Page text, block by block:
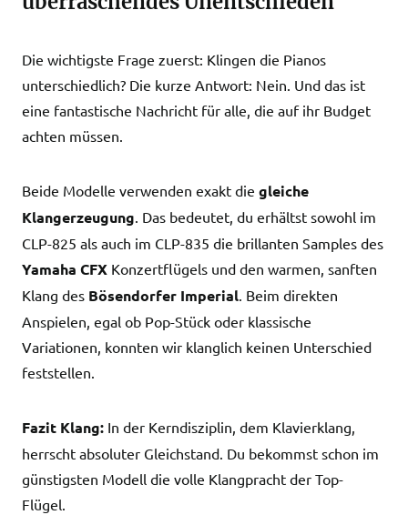
Die wichtigste Frage zuerst: Klingen die Pianos
unterschiedlich? Die kurze Antwort: Nein. Und das ist
eine fantastische Nachricht für alle, die auf ihr Budget
achten müssen.
Beide Modelle verwenden exakt die gleiche
Klangerzeugung. Das bedeutet, du erhältst sowohl im
CLP-825 als auch im CLP-835 die brillanten Samples des
Yamaha CFX Konzertflügels und den warmen, sanften
Klang des Bösendorfer Imperial. Beim direkten
Anspielen, egal ob Pop-Stück oder klassische
Variationen, konnten wir klanglich keinen Unterschied
feststellen.
Fazit Klang: In der Kerndisziplin, dem Klavierklang,
herrscht absoluter Gleichstand. Du bekommst schon im
günstigsten Modell die volle Klangpracht der Top-
Flügel.